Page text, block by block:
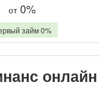
от0%
займ 0%
онлайн